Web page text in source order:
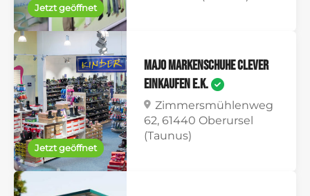
Jetzt geöffnet
Jetzt geöffnet
majo Markenschuhe clever
einkaufen e.K.
Zimmersmühlenweg
62, 61440 Oberursel
(Taunus)